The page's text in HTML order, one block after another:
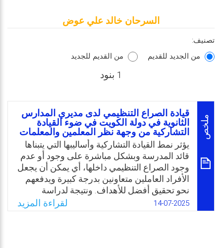
السرحان خالد علي عوض
تصنيف:
من الجديد للقديم
من القديم للجديد
1 بنود
ملخص
قيادة الصراع التنظيمي لدى مديري المدارس
الثانوية في دولة الكويت في ضوء القيادة
التشاركية من وجهة نظر المعلمين والمعلمات
يؤثر نمط القيادة التشاركية وأساليبها التي يتبناها
قائد المدرسة وبشكل مباشرة على وجود أو عدم
وجود الصراع التنظيمي داخلها، أي يمكن أن يجعل
الأفراد العاملين متعاونين بدرجة كبيرة ويدفعهم
نحو تحقيق أفضل للأهداف. ونتيجة لدراسة
استطلاعية قام بها الباحثان على عينة قوامها (20)
معلمًا ومعلمة بالمدارس الثانوية بدولة الكويت
14-07-2025 لقراءة المزيد